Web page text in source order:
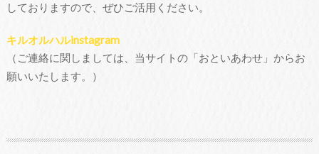
しておりますので、ぜひご活用ください。
キルオルハルinstagram
（ご連絡に関しましては、当サイトの「おといあわせ」からお
願いいたします。）